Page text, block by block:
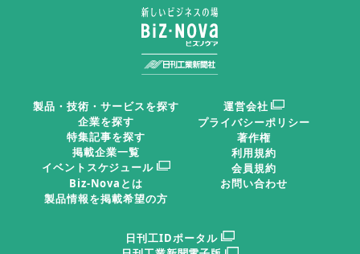
害が発生しやすい環境や、融雪剤を用いる地域では、Ｊ
ＩＳ規格に基づく溶融亜鉛アルミニウム合金メッキを施
して耐食性を高めた製品もニーズがある。また医薬品工
ある。
市街地に設置するグレーチングとしては、従来は「並
目」と呼ばれる幅３センチメートル程度の網目のものが
一般的。しかし歩行者の多い都市部ではハイヒールやつ
えがはまったり、ベビーカーや車いすの車輪が落下した
製品・技術・サービスを探す
企業を探す
特集記事を探す
掲載企業一覧
イベントスケジュール
Biz-Novaとは
製品情報を掲載希望の方
運営会社
プライバシーポリシー
著作権
利用規約
会員規約
お問い合わせ
日刊工IDポータル